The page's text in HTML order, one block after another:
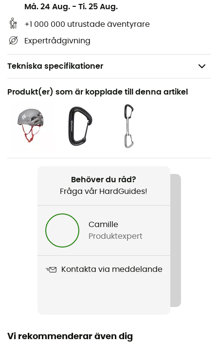
Må. 24 Aug. - Ti. 25 Aug.
+1 000 000 utrustade äventyrare
Expertrådgivning
Tekniska specifikationer
Rekommenderad för
Klättring / Multipitch-klättring / Bergsbestigning /
Inomhusklättring
Konstruktörsgaranti
Produkt(er) som är kopplade till denna artikel
Behöver du råd?
Fråga vår HardGuides!
Camille
Produktexpert
Kontakta via meddelande
Vi rekommenderar även dig